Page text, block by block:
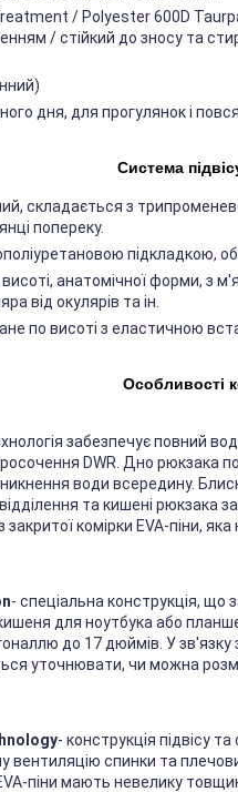
/ Polyester 600D
/ стійкий до зносу та
дня, для прогулянок і
Система
складається з
попереку.
підкладкою,
анатомічної форми, з
від окулярів та ін.
по висоті з еластичною
Особливості
забезпечує повний
DWR. Дно рюкзака
води всередину.
та кишені
комірки EVA-піни, яка
- спеціальна конструкція, що
для ноутбука або
до 17 дюймів. У
уточнювати, чи можна
- конструкція підвісу
вентиляцію спинки та
піни мають невелику